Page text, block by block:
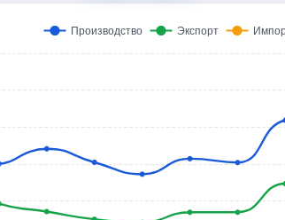
Производство Экспорт